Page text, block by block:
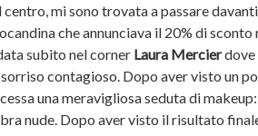
mi sono trovata a passare
che annunciava il 20% di
subito nel corner Laura Mercierdove
contagioso. Dopo aver visto un
una meravigliosa seduta di
nude. Dopo aver visto il risultato